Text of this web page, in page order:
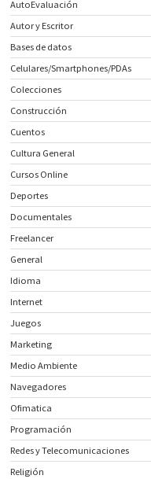
AutoEvaluación
Autor y Escritor
Bases de datos
Celulares/Smartphones/PDAs
Colecciones
Construcción
Cuentos
Cultura General
Cursos Online
Deportes
Documentales
Freelancer
General
Idioma
Internet
Juegos
Marketing
Medio Ambiente
Navegadores
Ofimatica
Programación
Redes y Telecomunicaciones
Religión